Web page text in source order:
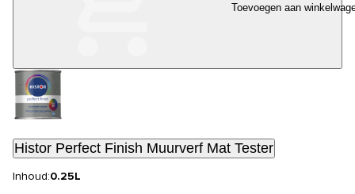
Toevoegen aan
Histor Perfect Finish Muurverf Mat Tester
Inhoud:0.25L